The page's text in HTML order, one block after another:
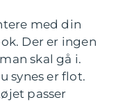
med din
Der er ingen
skal gå i.
synes er flot.
passer